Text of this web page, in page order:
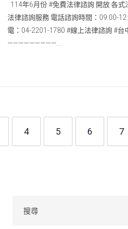
114年6月份 #免費法律諮詢 開放 各
法律諮詢服務 電話諮詢時間：09:00-
電：04-2201-1780 #線上法律諮詢 #台
—————————...
4 5 6 7